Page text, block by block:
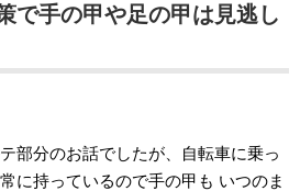
で手の甲や足の甲は見逃し
部分のお話でしたが、自転車に乗っ
に持っているので手の甲も いつのま